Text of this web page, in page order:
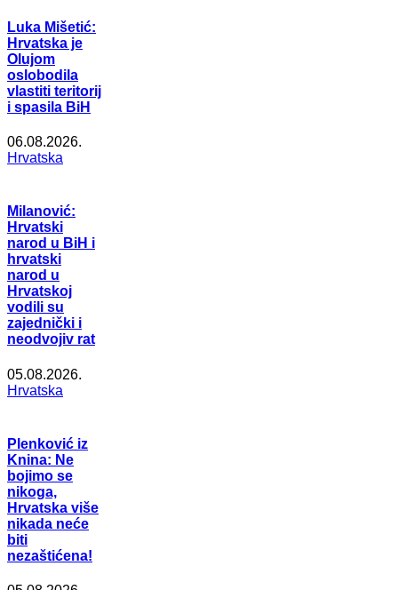
Luka Mišetić:
Hrvatska je
Olujom
oslobodila
vlastiti teritorij
i spasila BiH
06.08.2026.
Hrvatska
Milanović:
Hrvatski
narod u BiH i
hrvatski
narod u
Hrvatskoj
vodili su
zajednički i
neodvojiv rat
05.08.2026.
Hrvatska
Plenković iz
Knina: Ne
bojimo se
nikoga,
Hrvatska više
nikada neće
biti
nezaštićena!